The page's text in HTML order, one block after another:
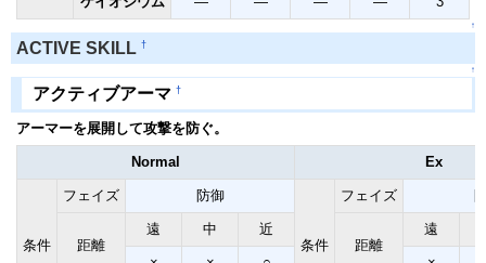
↑
ACTIVE SKILL †
↑
アクティブアーマ †
アーマーを展開して攻撃を防ぐ。
Normal Ex
条件
フェイズ 防御
条件
フェイズ
距離
遠 中
近
距離
遠